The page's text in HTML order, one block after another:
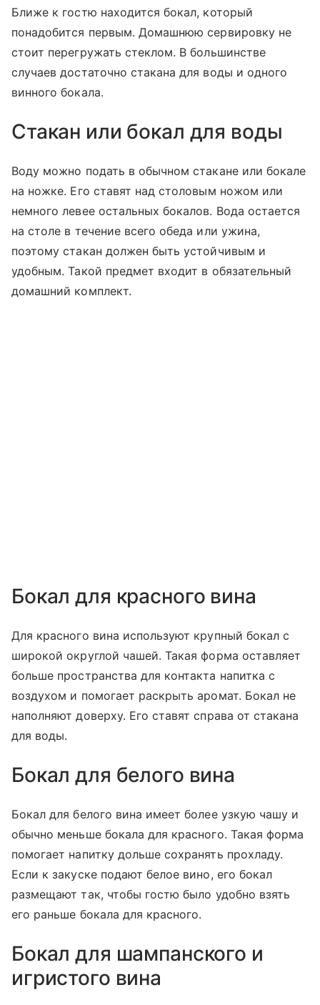
Ближе к гостю находится бокал, который
понадобится первым. Домашнюю сервировку не
стоит перегружать стеклом. В большинстве
случаев достаточно стакана для воды и одного
винного бокала.
Стакан или бокал для воды
Воду можно подать в обычном стакане или бокале
на ножке. Его ставят над столовым ножом или
немного левее остальных бокалов. Вода остается
на столе в течение всего обеда или ужина,
поэтому стакан должен быть устойчивым и
удобным. Такой предмет входит в обязательный
домашний комплект.
Бокал для красного вина
Для красного вина используют крупный бокал с
широкой округлой чашей. Такая форма оставляет
больше пространства для контакта напитка с
воздухом и помогает раскрыть аромат. Бокал не
наполняют доверху. Его ставят справа от стакана
для воды.
Бокал для белого вина
Бокал для белого вина имеет более узкую чашу и
обычно меньше бокала для красного. Такая форма
помогает напитку дольше сохранять прохладу.
Если к закуске подают белое вино, его бокал
размещают так, чтобы гостю было удобно взять
его раньше бокала для красного.
Бокал для шампанского и
игристого вина